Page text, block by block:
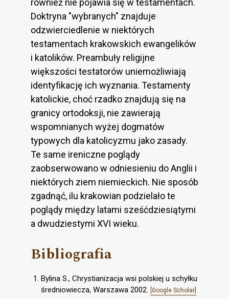
Doktryna "wybranych" znajduje
odzwierciedlenie w niektórych
testamentach krakowskich ewangelików
i katolików. Preambuły religijne
większości testatorów uniemożliwiają
identyfikację ich wyznania. Testamenty
katolickie, choć rzadko znajdują się na
granicy ortodoksji, nie zawierają
wspomnianych wyżej dogmatów
typowych dla katolicyzmu jako zasady.
Te same ireniczne poglądy
zaobserwowano w odniesieniu do Anglii i
niektórych ziem niemieckich. Nie sposób
zgadnąć, ilu krakowian podzielało te
poglądy między latami sześćdziesiątymi
a dwudziestymi XVI wieku.
Bibliografia
Bylina S., Chrystianizacja wsi polskiej u schyłku
średniowiecza, Warszawa 2002.
[Google Scholar]